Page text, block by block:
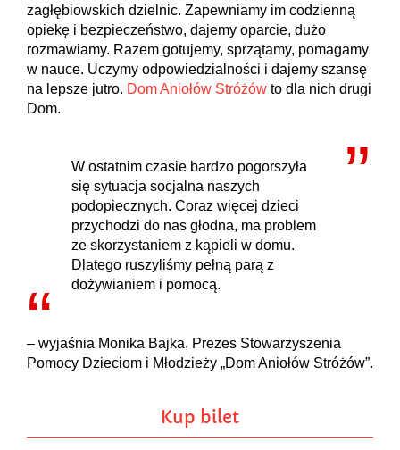
zagłębiowskich dzielnic. Zapewniamy im codzienną
opiekę i bezpieczeństwo, dajemy oparcie, dużo
rozmawiamy. Razem gotujemy, sprzątamy, pomagamy
w nauce. Uczymy odpowiedzialności i dajemy szansę
na lepsze jutro. Dom Aniołów Stróżów to dla nich drugi
Dom.
W ostatnim czasie bardzo pogorszyła
się sytuacja socjalna naszych
podopiecznych. Coraz więcej dzieci
przychodzi do nas głodna, ma problem
ze skorzystaniem z kąpieli w domu.
Dlatego ruszyliśmy pełną parą z
dożywianiem i pomocą.
– wyjaśnia Monika Bajka, Prezes Stowarzyszenia
Pomocy Dzieciom i Młodzieży „Dom Aniołów Stróżów”.
Kup bilet